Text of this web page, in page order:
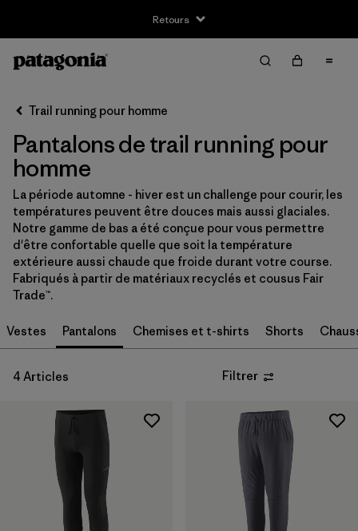
Retours
Filtrer par
Taille
S (4)
M (4)
L (4)
XL (4)
XXL (4)
Filtrer par
Prix
Filtrer par
Trail running pour homme
Pantalons de trail running pour
homme
La période automne - hiver est un challenge pour courir, les
températures peuvent être douces mais aussi glaciales.
Notre gamme de bas a été conçue pour vous permettre
d'être confortable quelle que soit la température
extérieure aussi chaude que froide durant votre course.
Fabriqués à partir de matériaux recyclés et cousus Fair
Trade™.
Vestes Pantalons Chemises et t-shirts Shorts
4 Articles Filtrer